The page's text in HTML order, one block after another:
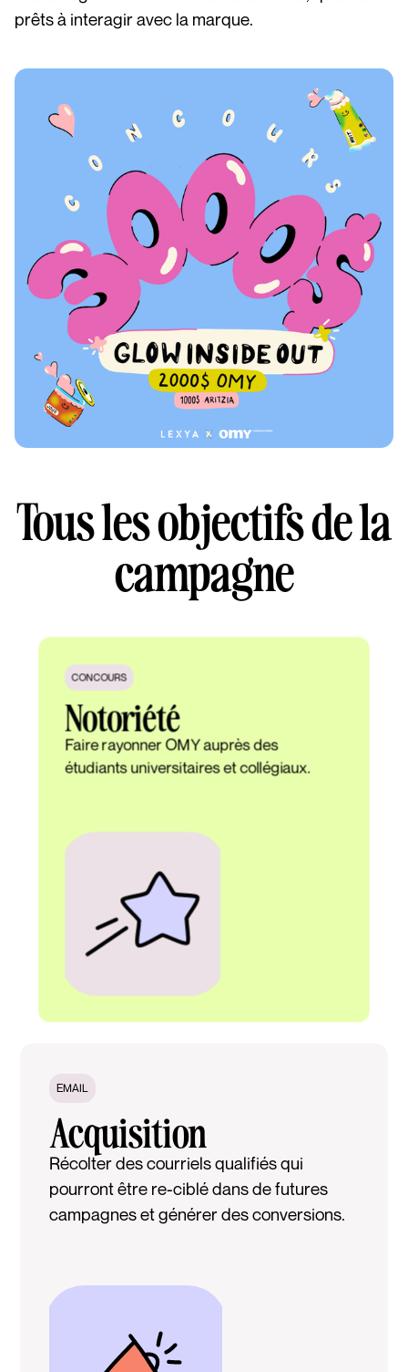
prêts à interagir avec la marque.
Tous les objectifs de la
campagne
CONCOURS
Notoriété
Faire rayonner OMY auprès des
étudiants universitaires et collégiaux.
EMAIL
Acquisition
Récolter des courriels qualifiés qui
pourront être re-ciblé dans de futures
campagnes et générer des conversions.